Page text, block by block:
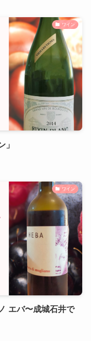
ワイン
」
ワイン
エバ〜成城石井で